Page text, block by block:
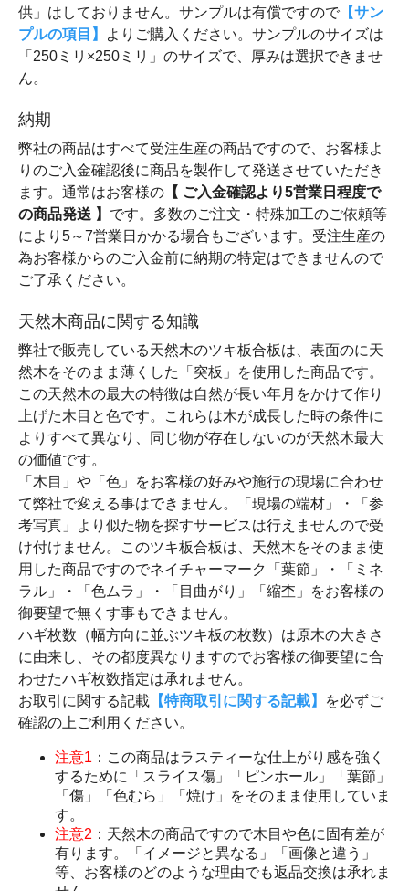
供」はしておりません。サンプルは有償ですので 【サン
プルの項目】
よりご購入ください。サンプルのサイズは
「250ミリ×250ミリ」のサイズで、厚みは選択できませ
ん。
納期
弊社の商品はすべて受注生産の商品ですので、お客様よ
りのご入金確認後に商品を製作して発送させていただき
ます。通常はお客様の 【 ご入金確認より5営業日程度で
の商品発送 】 です。多数のご注文・特殊加工のご依頼等
により5～7営業日かかる場合もございます。受注生産の
為お客様からのご入金前に納期の特定はできませんので
ご了承ください。
天然木商品に関する知識
弊社で販売している天然木のツキ板合板は、表面のに天
然木をそのまま薄くした「突板」を使用した商品です。
この天然木の最大の特徴は自然が長い年月をかけて作り
上げた木目と色です。これらは木が成長した時の条件に
よりすべて異なり、同じ物が存在しないのが天然木最大
の価値です。
「木目」や「色」をお客様の好みや施行の現場に合わせ
て弊社で変える事はできません。「現場の端材」・「参
考写真」より似た物を探すサービスは行えませんので受
け付けません。このツキ板合板は、天然木をそのまま使
用した商品ですのでネイチャーマーク「葉節」・「ミネ
ラル」・「色ムラ」・「目曲がり」「縮杢」をお客様の
御要望で無くす事もできません。
ハギ枚数（幅方向に並ぶツキ板の枚数）は原木の大きさ
に由来し、その都度異なりますのでお客様の御要望に合
わせたハギ枚数指定は承れません。
お取引に関する記載 【特商取引に関する記載】
を必ずご
確認の上ご利用ください。
注意1 ：この商品はラスティーな仕上がり感を強く
するために「スライス傷」「ピンホール」「葉節」
「傷」「色むら」「焼け」をそのまま使用していま
す。
注意2 ：天然木の商品ですので木目や色に固有差が
有ります。「イメージと異なる」「画像と違う」
等、お客様のどのような理由でも返品交換は承れま